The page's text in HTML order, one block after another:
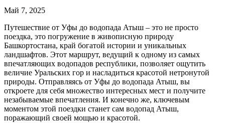
Май 7, 2025
Путешествие от Уфы до водопада Атыш – это не просто
поездка, это погружение в живописную природу
Башкортостана, край богатой истории и уникальных
ландшафтов. Этот маршрут, ведущий к одному из самых
впечатляющих водопадов республики, позволяет ощутить
величие Уральских гор и насладиться красотой нетронутой
природы. Отправляясь от Уфы до водопада Атыш, вы
откроете для себя множество интересных мест и получите
незабываемые впечатления. И конечно же, ключевым
моментом этой поездки станет сам водопад Атыш,
поражающий своей мощью и красотой.